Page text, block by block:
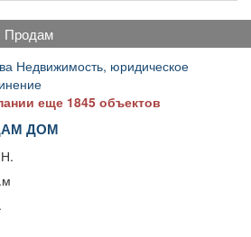
продам
Недвижимость, юридическое
еще 1845 объектов
ДОМ